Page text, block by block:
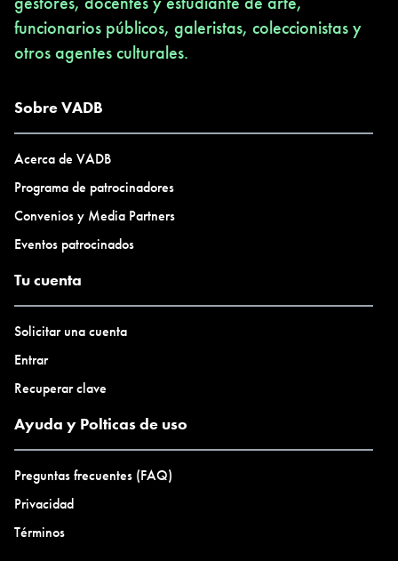
funcionarios públicos, galeristas, coleccionistas y
otros agentes culturales.
Sobre VADB
Acerca de VADB
Programa de patrocinadores
Convenios y Media Partners
Eventos patrocinados
Tu cuenta
Solicitar una cuenta
Entrar
Recuperar clave
Ayuda y Polticas de uso
Preguntas frecuentes (FAQ)
Privacidad
Términos